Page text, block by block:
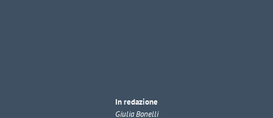
In redazione
Giulia Bonelli